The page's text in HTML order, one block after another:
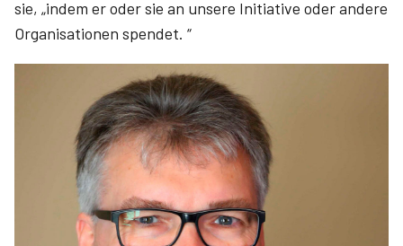
sie, „indem er oder sie an unsere Initiative oder andere
Organisationen spendet. “